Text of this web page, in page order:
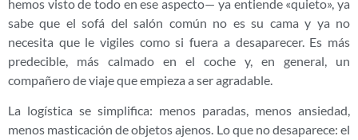
hemos visto de todo en ese aspecto— ya entiende «quieto», ya
sabe que el sofá del salón común no es su cama y ya no
necesita que le vigiles como si fuera a desaparecer. Es más
predecible, más calmado en el coche y, en general, un
compañero de viaje que empieza a ser agradable.
La logística se simplifica: menos paradas, menos ansiedad,
menos masticación de objetos ajenos. Lo que no desaparece: el